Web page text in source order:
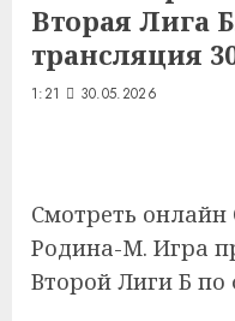
Вторая Лига
трансляция
1:21 30.05.2026
Смотреть онлайн
Родина-М. Игра
Второй Лиги Б по